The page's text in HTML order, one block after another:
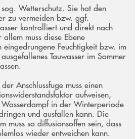
Wetterschutz. Sie hat den
zu vermeiden bzw. ggf.
kontrolliert und direkt nach
muss diese Ebene
eingedrungene Feuchtigkeit bzw. im
Tauwasser im Sommer
Anschlussfuge muss einen
aufweisen,
in der Winterperiode
und ausfallen kann. Die
muss so diffusionsoffen sein, dass
wieder entweichen kann.